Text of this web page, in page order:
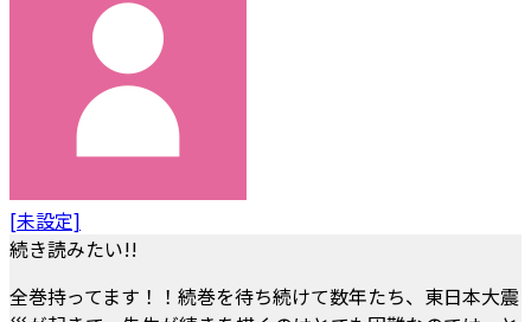
[未設定]
続き読みたい!!
全巻持ってます！！続巻を待ち続けて数年たち、東日本大震